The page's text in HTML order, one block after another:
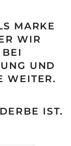
MARKE
WIR
UND
WEITER.
IST.